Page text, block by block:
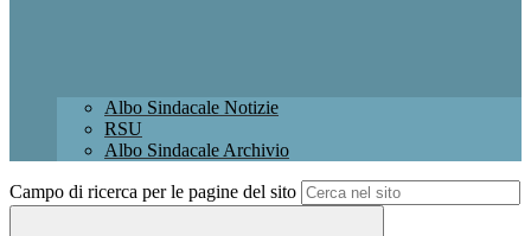
Albo Sindacale Notizie
RSU
Albo Sindacale Archivio
Campo di ricerca per le pagine del sito